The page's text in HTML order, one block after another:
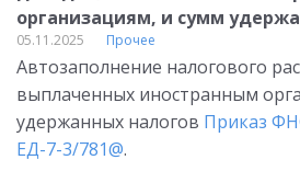
организациям, и сумм
05.11.2025 Прочее
Автозаполнение налогового
выплаченных иностранным
удержанных налогов Приказ
ЕД-7-3/781@.